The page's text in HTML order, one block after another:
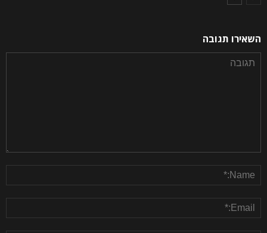
השאירו תגובה